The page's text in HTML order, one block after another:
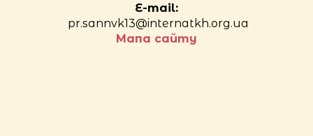
E-mail:
pr.sannvk13@internatkh.org.ua
Мапа сайту